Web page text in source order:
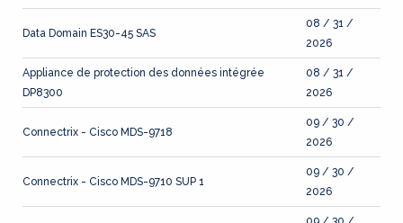
Data Domain ES30-45 SAS
08 / 31 /
2026
Appliance de protection des données intégrée
DP8300
08 / 31 /
2026
Connectrix - Cisco MDS-9718
09 / 30 /
2026
Connectrix - Cisco MDS-9710 SUP 1
09 / 30 /
2026